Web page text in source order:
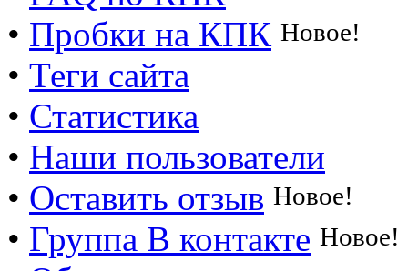
• Пробки на КПК Новое!
• Теги сайта
• Статистика
• Наши пользователи
• Оставить отзыв Новое!
• Группа В контакте Новое!